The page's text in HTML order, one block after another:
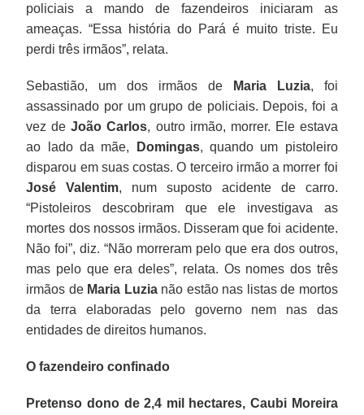
policiais a mando de fazendeiros iniciaram as
ameaças. “Essa história do Pará é muito triste. Eu
perdi três irmãos”, relata.
Sebastião, um dos irmãos de Maria Luzia, foi
assassinado por um grupo de policiais. Depois, foi a
vez deJoão Carlos, outro irmão, morrer. Ele estava
ao lado da mãe,
Domingas, quando um pistoleiro
disparou em suas costas. O terceiro irmão a morrer foi
José Valentim, num suposto acidente de carro.
“Pistoleiros descobriram que ele investigava as
mortes dos nossos irmãos. Disseram que foi acidente.
Não foi”, diz. “Não morreram pelo que era dos outros,
mas pelo que era deles”, relata. Os nomes dos três
irmãos de Maria Luzianão estão nas listas de mortos
da terra elaboradas pelo governo nem nas das
entidades de direitos humanos.
O fazendeiro confinado
Pretenso dono de 2,4 mil hectares, Caubi Moreira